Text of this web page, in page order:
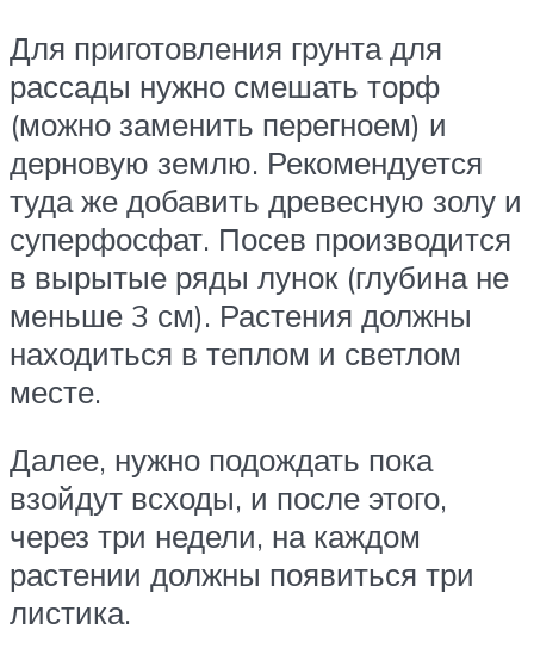
Для приготовления грунта для
рассады нужно смешать торф
(можно заменить перегноем) и
дерновую землю. Рекомендуется
туда же добавить древесную золу и
суперфосфат. Посев производится
в вырытые ряды лунок (глубина не
меньше 3 см). Растения должны
находиться в теплом и светлом
месте.
Далее, нужно подождать пока
взойдут всходы, и после этого,
через три недели, на каждом
растении должны появиться три
листика.